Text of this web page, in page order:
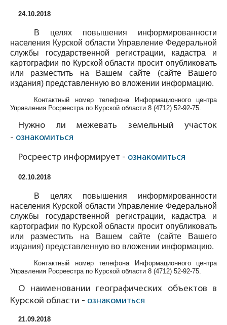
24.10.2018
В целях повышения информированности
населения Курской области Управление Федеральной
службы государственной регистрации, кадастра и
картографии по Курской области просит опубликовать
или разместить на Вашем сайте (сайте Вашего
издания) представленную во вложении информацию.
Контактный номер телефона Информационного центра
Управления Росреестра по Курской области 8 (4712) 52-92-75.
Нужно ли межевать земельный участок
- ознакомиться
Росреестр информирует - ознакомиться
02.10.2018
В целях повышения информированности
населения Курской области Управление Федеральной
службы государственной регистрации, кадастра и
картографии по Курской области просит опубликовать
или разместить на Вашем сайте (сайте Вашего
издания) представленную во вложении информацию.
Контактный номер телефона Информационного центра
Управления Росреестра по Курской области 8 (4712) 52-92-75.
О наименовании географических объектов в
Курской области - ознакомиться
21.09.2018